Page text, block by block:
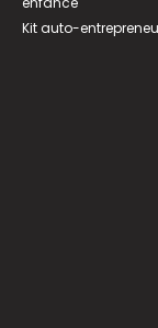
Kit auto-